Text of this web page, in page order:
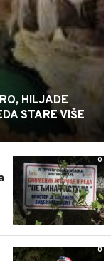
HILJADE
STARE VIŠE
0
0